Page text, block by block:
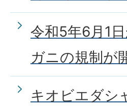
令和5年6月1
ガニの規制が
キオビエダシ